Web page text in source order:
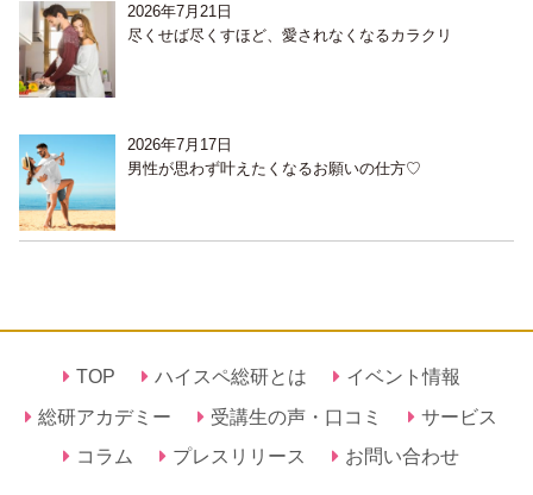
2026年7月21日
尽くせば尽くすほど、愛されなくなるカラクリ
2026年7月17日
男性が思わず叶えたくなるお願いの仕方♡
TOP ハイスペ総研とは
イベント情報
総研アカデミー
受講生の声・口コミ
サービス
コラム
プレスリリース お問い合わせ